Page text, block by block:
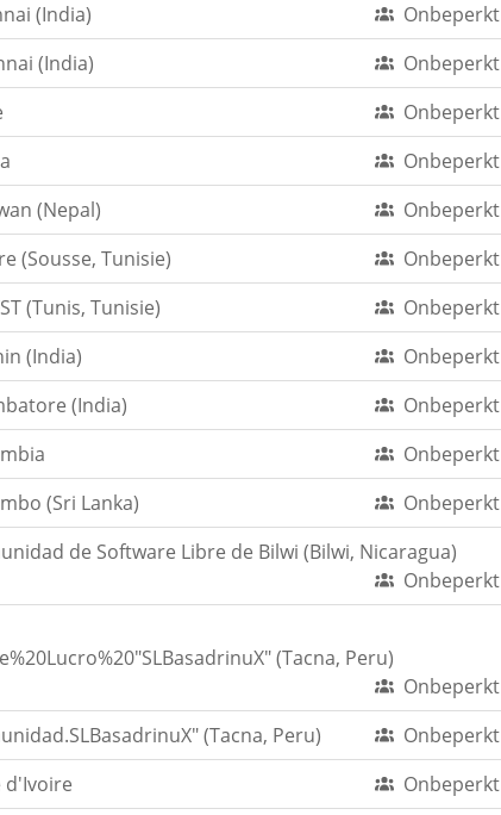
(India)
Onbeperkt
(India)
Onbeperkt
Onbeperkt
Onbeperkt
(Nepal)
Onbeperkt
(Sousse, Tunisie)
Onbeperkt
(Tunis, Tunisie)
Onbeperkt
(India)
Onbeperkt
(India)
Onbeperkt
Onbeperkt
(Sri Lanka)
Onbeperkt
de Software Libre de Bilwi (Bilwi, Nicaragua)
Onbeperkt
(Tacna, Peru)
Onbeperkt
(Tacna, Peru)
Onbeperkt
d'Ivoire Onbeperkt